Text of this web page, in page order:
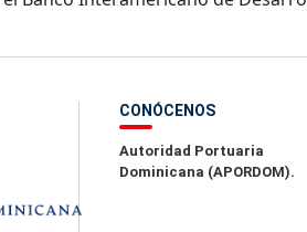
CONÓCENOS
Autoridad Portuaria
Dominicana (APORDOM).